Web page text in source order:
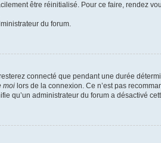
être réinitialisé. Pour ce faire, rendez
du forum.
connecté que pendant une durée
moi lors de la connexion. Ce n’est pas
qu’un administrateur du forum a désactivé